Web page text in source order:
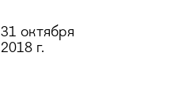
31 октября
2018 г.